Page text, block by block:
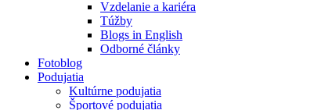
Vzdelanie a kariéra
Túžby
Blogs in English
Odborné články
Fotoblog
Podujatia
Kultúrne podujatia
Športové podujatia